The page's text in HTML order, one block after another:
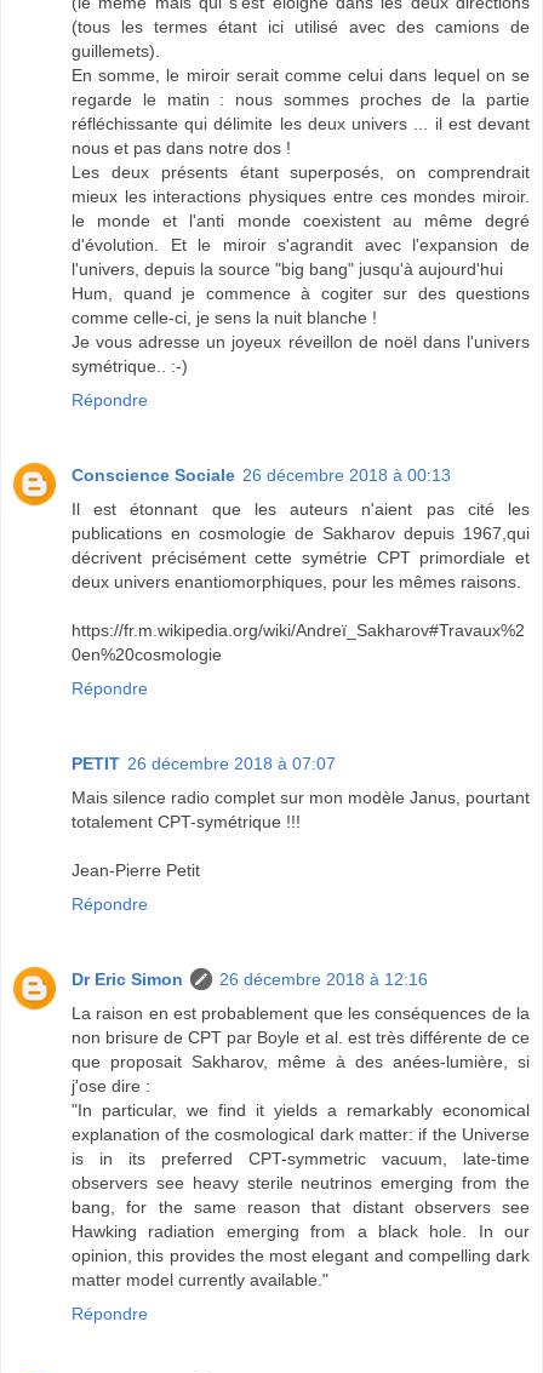
(tous les termes étant ici utilisé avec des camions de
guillemets).
En somme, le miroir serait comme celui dans lequel on se
regarde le matin : nous sommes proches de la partie
réfléchissante qui délimite les deux univers ... il est devant
nous et pas dans notre dos !
Les deux présents étant superposés, on comprendrait
mieux les interactions physiques entre ces mondes miroir.
le monde et l'anti monde coexistent au même degré
d'évolution. Et le miroir s'agrandit avec l'expansion de
l'univers, depuis la source "big bang" jusqu'à aujourd'hui
Hum, quand je commence à cogiter sur des questions
comme celle-ci, je sens la nuit blanche !
Je vous adresse un joyeux réveillon de noël dans l'univers
symétrique.. :-)
Répondre
Conscience Sociale 26 décembre 2018 à 00:13
Il est étonnant que les auteurs n'aient pas cité les
publications en cosmologie de Sakharov depuis 1967,qui
décrivent précisément cette symétrie CPT primordiale et
deux univers enantiomorphiques, pour les mêmes raisons.
https://fr.m.wikipedia.org/wiki/Andreï_Sakharov#Travaux%2
0en%20cosmologie
Répondre
PETIT 26 décembre 2018 à 07:07
Mais silence radio complet sur mon modèle Janus, pourtant
totalement CPT-symétrique !!!
Jean-Pierre Petit
Répondre
Dr Eric Simon
26 décembre 2018 à 12:16
La raison en est probablement que les conséquences de la
non brisure de CPT par Boyle et al. est très différente de ce
que proposait Sakharov, même à des anées-lumière, si
j'ose dire :
"In particular, we find it yields a remarkably economical
explanation of the cosmological dark matter: if the Universe
is in its preferred CPT-symmetric vacuum, late-time
observers see heavy sterile neutrinos emerging from the
bang, for the same reason that distant observers see
Hawking radiation emerging from a black hole. In our
opinion, this provides the most elegant and compelling dark
matter model currently available."
Répondre